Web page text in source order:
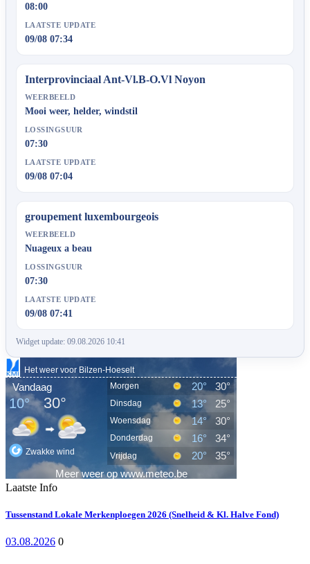
08:00
LAATSTE UPDATE
09/08 07:34
Interprovinciaal Ant-Vl.B-O.Vl Noyon
WEERBEELD
Mooi weer, helder, windstil
LOSSINGSUUR
07:30
LAATSTE UPDATE
09/08 07:04
groupement luxembourgeois
WEERBEELD
Nuageux a beau
LOSSINGSUUR
07:30
LAATSTE UPDATE
09/08 07:41
Widget update: 09.08.2026 10:41
Laatste Info
Tussenstand Lokale Merkenploegen 2026 (Snelheid & Kl. Halve Fond)
03.08.2026 0